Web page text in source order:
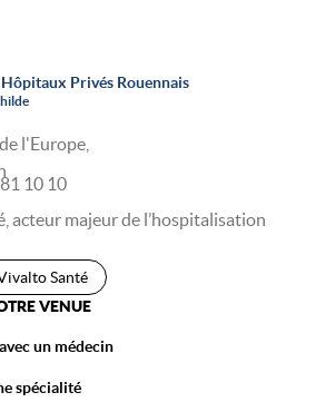
Hôpitaux Privés Rouennais
l'Europe,
10 10
acteur majeur de l’hospitalisation
Santé
VENUE
un médecin
spécialité